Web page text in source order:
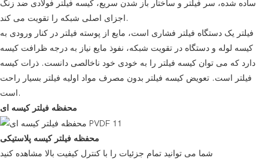
ساده شده، سر فیلتر و ساختار باز شدن سریع، کیسه فیلتر فولادی ضد زنگ
اجزای اصلی شبکه را تقویت می کند.
فیلتر یک دستگاه فیلتر فشاری است، مایع از پوسته فیلتر در کنار ورودی به
کیسه لوله و دستگاه در تقویت شبکه، نفوذ مایع نیاز به درجه ظرافت کیسه
دارد که می توان کیسه فیلتر را به خودی خود ناخالصی دانست. ذرات کیسه
فیلتر است. تعویض کیسه فیلتر بدون مصرف مواد اولیه فیلتر بسیار راحت
است.
محفظه فیلتر کیسه ای
محفظه فیلتر کیسه پلاستیکی
شما می توانید تمام جزئیات را با کنترل کیفیت بالا مشاهده کنید